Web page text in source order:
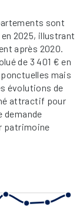
sont
en 2025, illustrant
après 2020.
de 3 401 € en
ponctuelles mais
évolutions de
attractif pour
demande
patrimoine